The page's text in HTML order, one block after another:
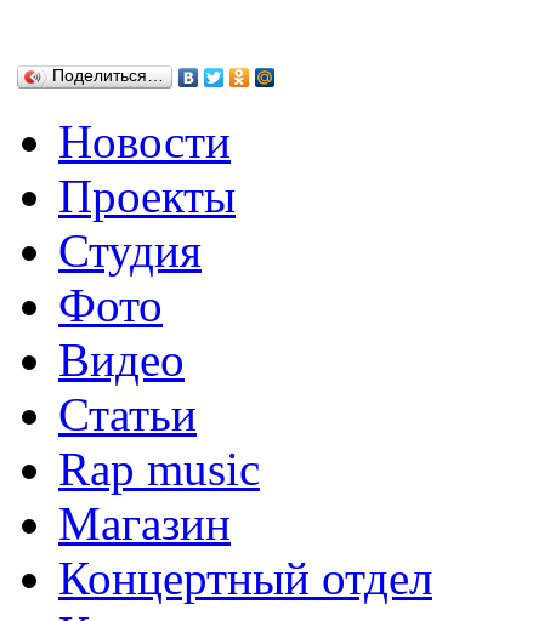
Поделиться…
Новости
Проекты
Студия
Фото
Видео
Статьи
Rap music
Магазин
Концертный отдел